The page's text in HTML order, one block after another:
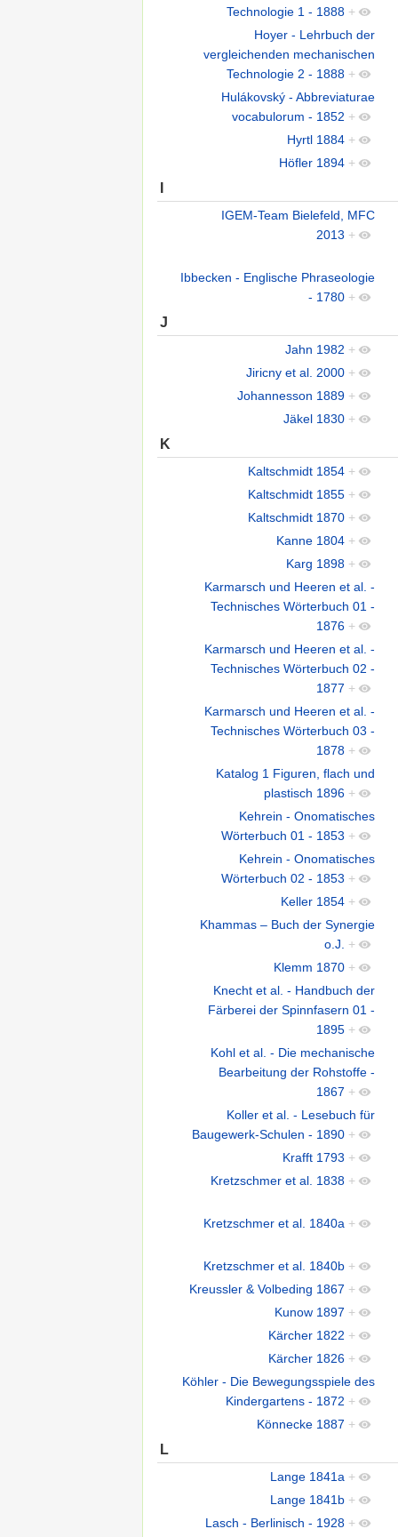
Technologie 1 - 1888 +
Hoyer - Lehrbuch der
vergleichenden mechanischen
Technologie 2 - 1888 +
Hulákovský - Abbreviaturae
vocabulorum - 1852 +
Hyrtl 1884 +
Höfler 1894 +
I
IGEM-Team Bielefeld, MFC
2013 +
Ibbecken - Englische Phraseologie
- 1780 +
J
Jahn 1982 +
Jiricny et al. 2000 +
Johannesson 1889 +
Jäkel 1830 +
K
Kaltschmidt 1854 +
Kaltschmidt 1855 +
Kaltschmidt 1870 +
Kanne 1804 +
Karg 1898 +
Karmarsch und Heeren et al. -
Technisches Wörterbuch 01 -
1876 +
Karmarsch und Heeren et al. -
Technisches Wörterbuch 02 -
1877 +
Karmarsch und Heeren et al. -
Technisches Wörterbuch 03 -
1878 +
Katalog 1 Figuren, flach und
plastisch 1896 +
Kehrein - Onomatisches
Wörterbuch 01 - 1853 +
Kehrein - Onomatisches
Wörterbuch 02 - 1853 +
Keller 1854 +
Khammas – Buch der Synergie
o.J.
+
Klemm 1870 +
Knecht et al. - Handbuch der
Färberei der Spinnfasern 01 -
1895 +
Kohl et al. - Die mechanische
Bearbeitung der Rohstoffe -
1867 +
Koller et al. - Lesebuch für
Baugewerk-Schulen - 1890 +
Krafft 1793 +
Kretzschmer et al. 1838 +
Kretzschmer et al. 1840a +
Kretzschmer et al. 1840b +
Kreussler & Volbeding 1867 +
Kunow 1897 +
Kärcher 1822 +
Kärcher 1826 +
Köhler - Die Bewegungsspiele des
Kindergartens - 1872 +
Könnecke 1887 +
L
Lange 1841a +
Lange 1841b +
Lasch - Berlinisch - 1928 +